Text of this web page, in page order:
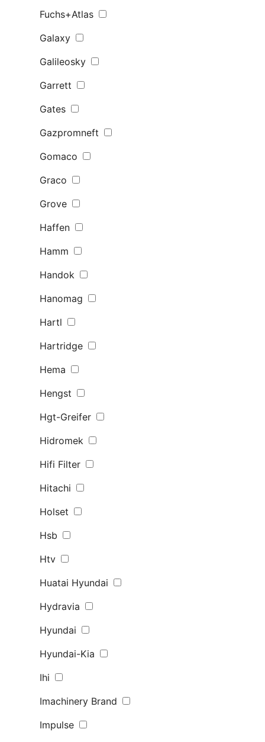
Fuchs+Atlas
Galaxy
Galileosky
Garrett
Gates
Gazpromneft
Gomaco
Graco
Grove
Haffen
Hamm
Handok
Hanomag
Hartl
Hartridge
Hema
Hengst
Hgt-Greifer
Hidromek
Hifi Filter
Hitachi
Holset
Hsb
Htv
Huatai Hyundai
Hydravia
Hyundai
Hyundai-Kia
Ihi
Imachinery Brand
Impulse